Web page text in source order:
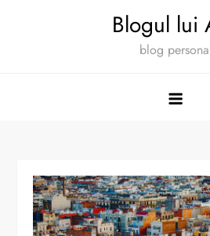
Blogul lui
blog